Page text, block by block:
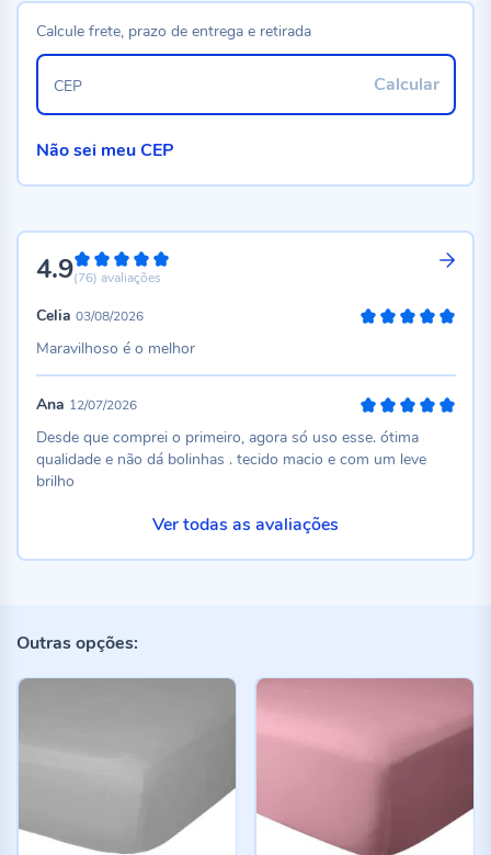
4.998%
(76) avaliações
Celia 03/08/2026
Maravilhoso é o melhor
Ana 12/07/2026
Desde que comprei o primeiro, agora só uso esse. ótima
qualidade e não dá bolinhas . tecido macio e com um leve
brilho
Ver todas as avaliações
Calcule frete, prazo de entrega e retirada
Calcular
CEP
Não sei meu CEP
Outras opções: